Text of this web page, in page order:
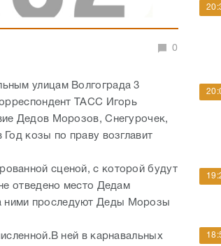
0
улицам Волгограда 3
ТАСС Игорь
Дедов Морозов, Снегурочек,
козы по праву возглавит
сценой, с которой будут
отведено место Дедам
проследуют Деды Морозы
ней в карнавальных